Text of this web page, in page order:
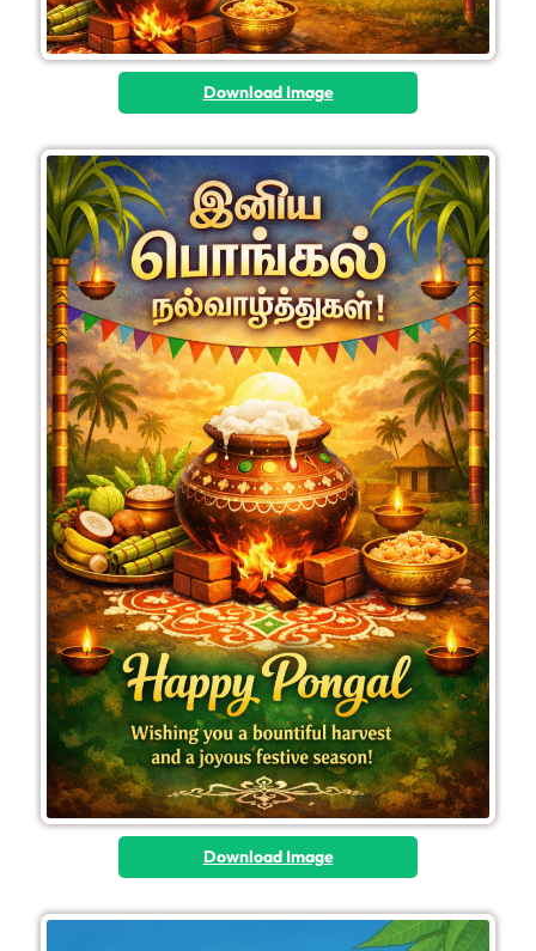
Download Image
Download Image